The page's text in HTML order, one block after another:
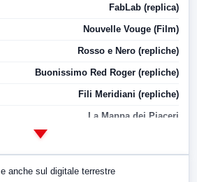
FabLab (replica)
Nouvelle Vouge (Film)
Rosso e Nero (repliche)
Buonissimo Red Roger (repliche)
Fili Meridiani (repliche)
La Mappa dei Piaceri
e anche sul digitale terrestre